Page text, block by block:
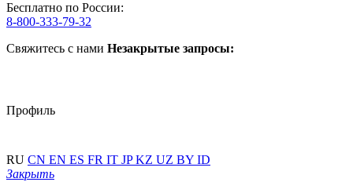
Бесплатно по России:
8-800-333-79-32
Свяжитесь с нами Незакрытые запросы:
Профиль
RU CN EN ES FR IT JPKZ UZ BY ID
Закрыть